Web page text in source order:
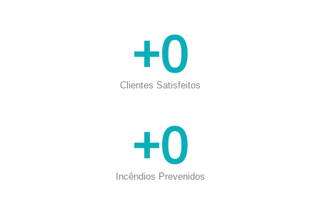
Clientes Satisfeitos
+0
Incêndios Prevenidos
+0